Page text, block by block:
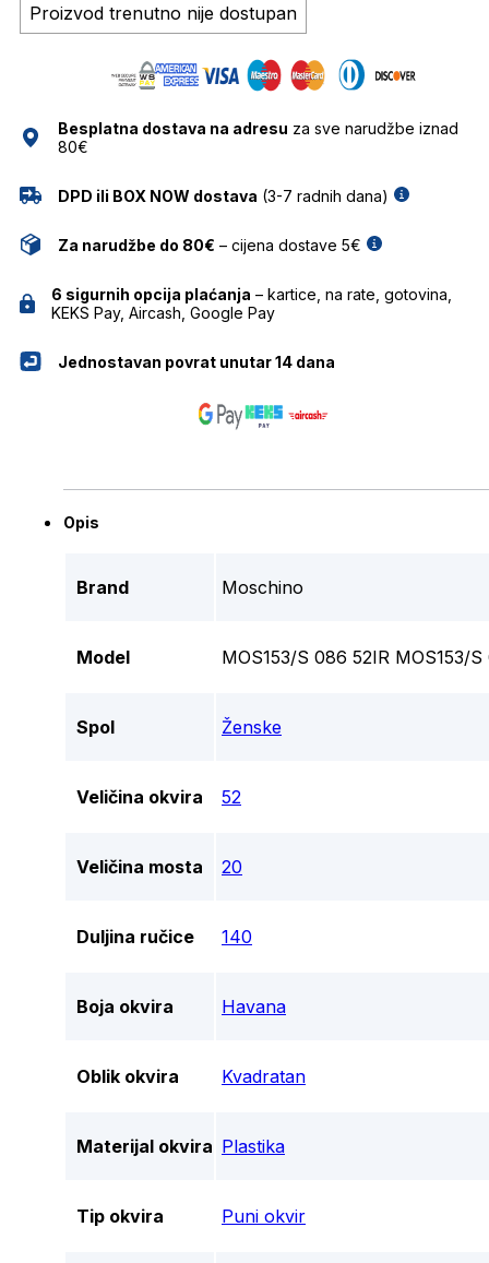
Proizvod trenutno nije dostupan
Besplatna dostava na adresu za sve narudžbe iznad
80€
DPD ili BOX NOW dostava (3-7 radnih dana)
Za narudžbe do 80€ – cijena dostave 5€
6 sigurnih opcija plaćanja – kartice, na rate, gotovina,
KEKS Pay, Aircash, Google Pay
Jednostavan povrat unutar 14 dana
Opis
Brand Moschino
Model MOS153/S 086 52IR MOS153/
Spol Ženske
Veličina okvira 52
Veličina mosta 20
Duljina ručice 140
Boja okvira Havana
Oblik okvira Kvadratan
Materijal okvira Plastika
Tip okvira Puni okvir